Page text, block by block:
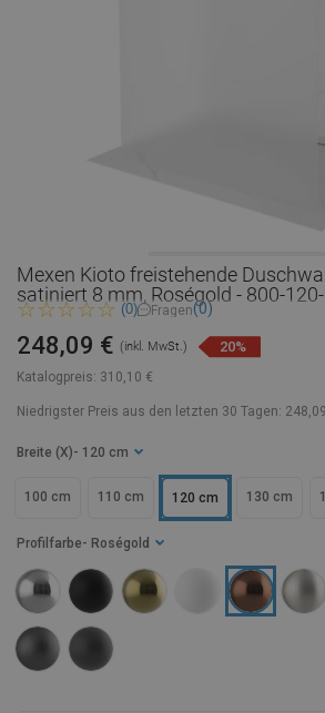
Mexen Kioto freistehende
satiniert 8 mm, Roségold - 800-
(0) Fragen(0)
Katalogpreis: 310,10 €
248,09 € (inkl. MwSt.) 20%
Niedrigster Preis aus den letzten 30 Tagen:
Profilfarbe - Roségold
Breite (X) - 120 cm
100 cm 110 cm 120 cm 130 cm